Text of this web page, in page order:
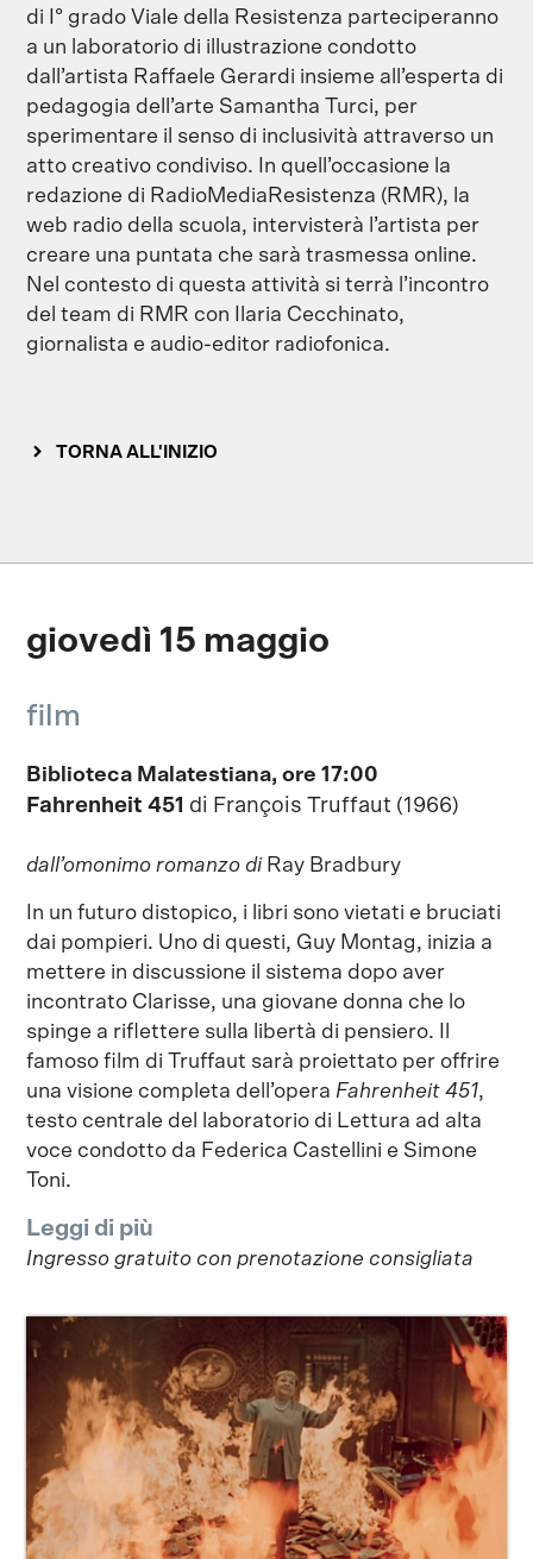
di I° grado Viale della Resistenza parteciperanno
a un laboratorio di illustrazione condotto
dall’artista Raffaele Gerardi insieme all’esperta di
pedagogia dell’arte Samantha Turci, per
sperimentare il senso di inclusività attraverso un
atto creativo condiviso. In quell’occasione la
redazione di RadioMediaResistenza (RMR), la
web radio della scuola, intervisterà l’artista per
creare una puntata che sarà trasmessa online.
Nel contesto di questa attività si terrà l’incontro
del team di RMR con Ilaria Cecchinato,
giornalista e audio-editor radiofonica.
TORNA ALL'INIZIO
giovedì 15 maggio
film
Biblioteca Malatestiana, ore 17:00
Fahrenheit 451 di François Truffaut (1966)
dall’omonimo romanzo diRay Bradbury
In un futuro distopico, i libri sono vietati e bruciati
dai pompieri. Uno di questi, Guy Montag, inizia a
mettere in discussione il sistema dopo aver
incontrato Clarisse, una giovane donna che lo
spinge a riflettere sulla libertà di pensiero. Il
famoso film di Truffaut sarà proiettato per offrire
una visione completa dell’opera Fahrenheit 451,
testo centrale del laboratorio di Lettura ad alta
voce condotto da Federica Castellini e Simone
Toni.
Leggi di più
Ingresso gratuito con prenotazione consigliata